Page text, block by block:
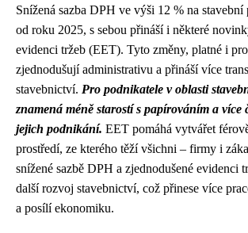
Snížená sazba DPH ve výši 12 % na stavební
od roku 2025, s sebou přináší i některé
evidenci tržeb (EET). Tyto změny, platné i
zjednodušují administrativu a přináší více
stavebnictví. Pro podnikatele v oblasti
znamená méně starostí s papírováním a více
jejich podnikání. EET pomáhá vytvářet
prostředí, ze kterého těží všichni – firmy i
snížené sazbě DPH a zjednodušené evidenci
další rozvoj stavebnictví, což přinese více
a posílí ekonomiku.